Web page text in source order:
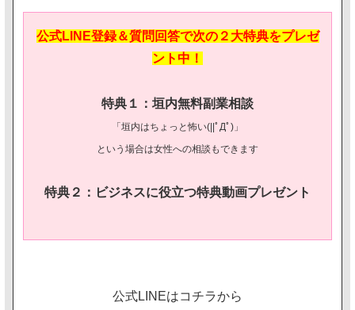
公式LINE登録＆質問回答で次の２大特典をプレゼ
ント中！
特典１：垣内無料副業相談
「垣内はちょっと怖い(||ﾟДﾟ)」
という場合は女性への相談もできます
特典２：ビジネスに役立つ特典動画プレゼント
公式LINEはコチラから